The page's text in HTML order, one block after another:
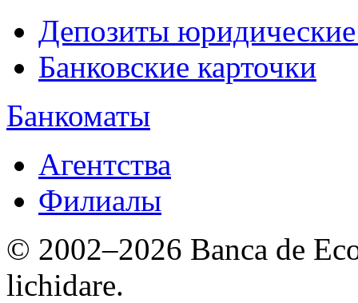
Депозиты
Банковские карточки
Банкоматы
Агентства
Филиалы
© 2002–2026 Banca de
lichidare.